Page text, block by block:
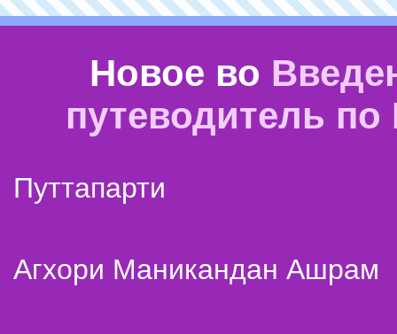
Новое во
путеводитель
Путтапарти
Агхори Маникандан Ашрам